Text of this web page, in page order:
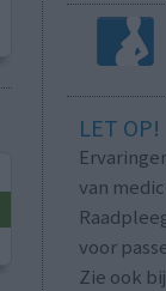
LET OP!
van
voor
Zie ook